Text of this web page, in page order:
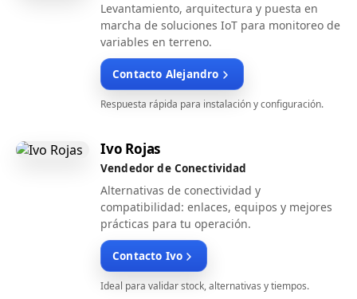
Levantamiento, arquitectura y puesta en
marcha de soluciones IoT para monitoreo de
variables en terreno.
Contacto Alejandro
Respuesta rápida para instalación y configuración.
Ivo Rojas
Vendedor de Conectividad
Alternativas de conectividad y
compatibilidad: enlaces, equipos y mejores
prácticas para tu operación.
Contacto Ivo
Ideal para validar stock, alternativas y tiempos.